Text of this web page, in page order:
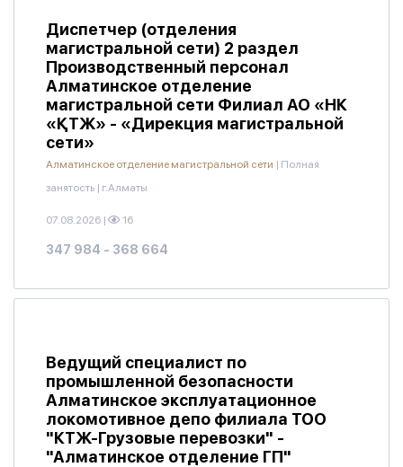
Диспетчер (отделения
магистральной сети) 2 раздел
Производственный персонал
Алматинское отделение
магистральной сети Филиал АО «НК
«ҚТЖ» - «Дирекция магистральной
сети»
Алматинское отделение магистральной сети | Полная
занятость | г.Алматы
07.08.2026 | 16
347 984 - 368 664
Ведущий специалист по
промышленной безопасности
Алматинское эксплуатационное
локомотивное депо филиала ТОО
"КТЖ-Грузовые перевозки" -
"Алматинское отделение ГП"